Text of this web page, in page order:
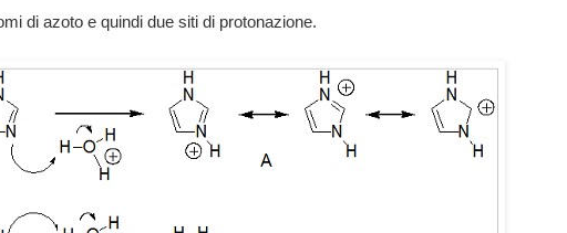
di azoto e quindi due siti di protonazione.